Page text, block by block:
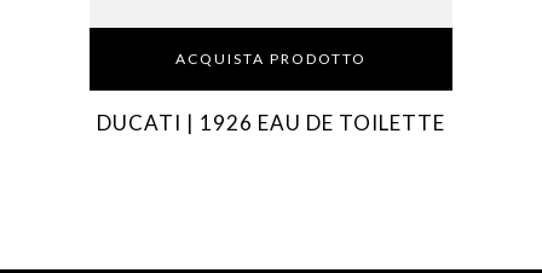
ACQUISTA PRODOTTO
DUCATI | 1926 EAU DE TOILETTE